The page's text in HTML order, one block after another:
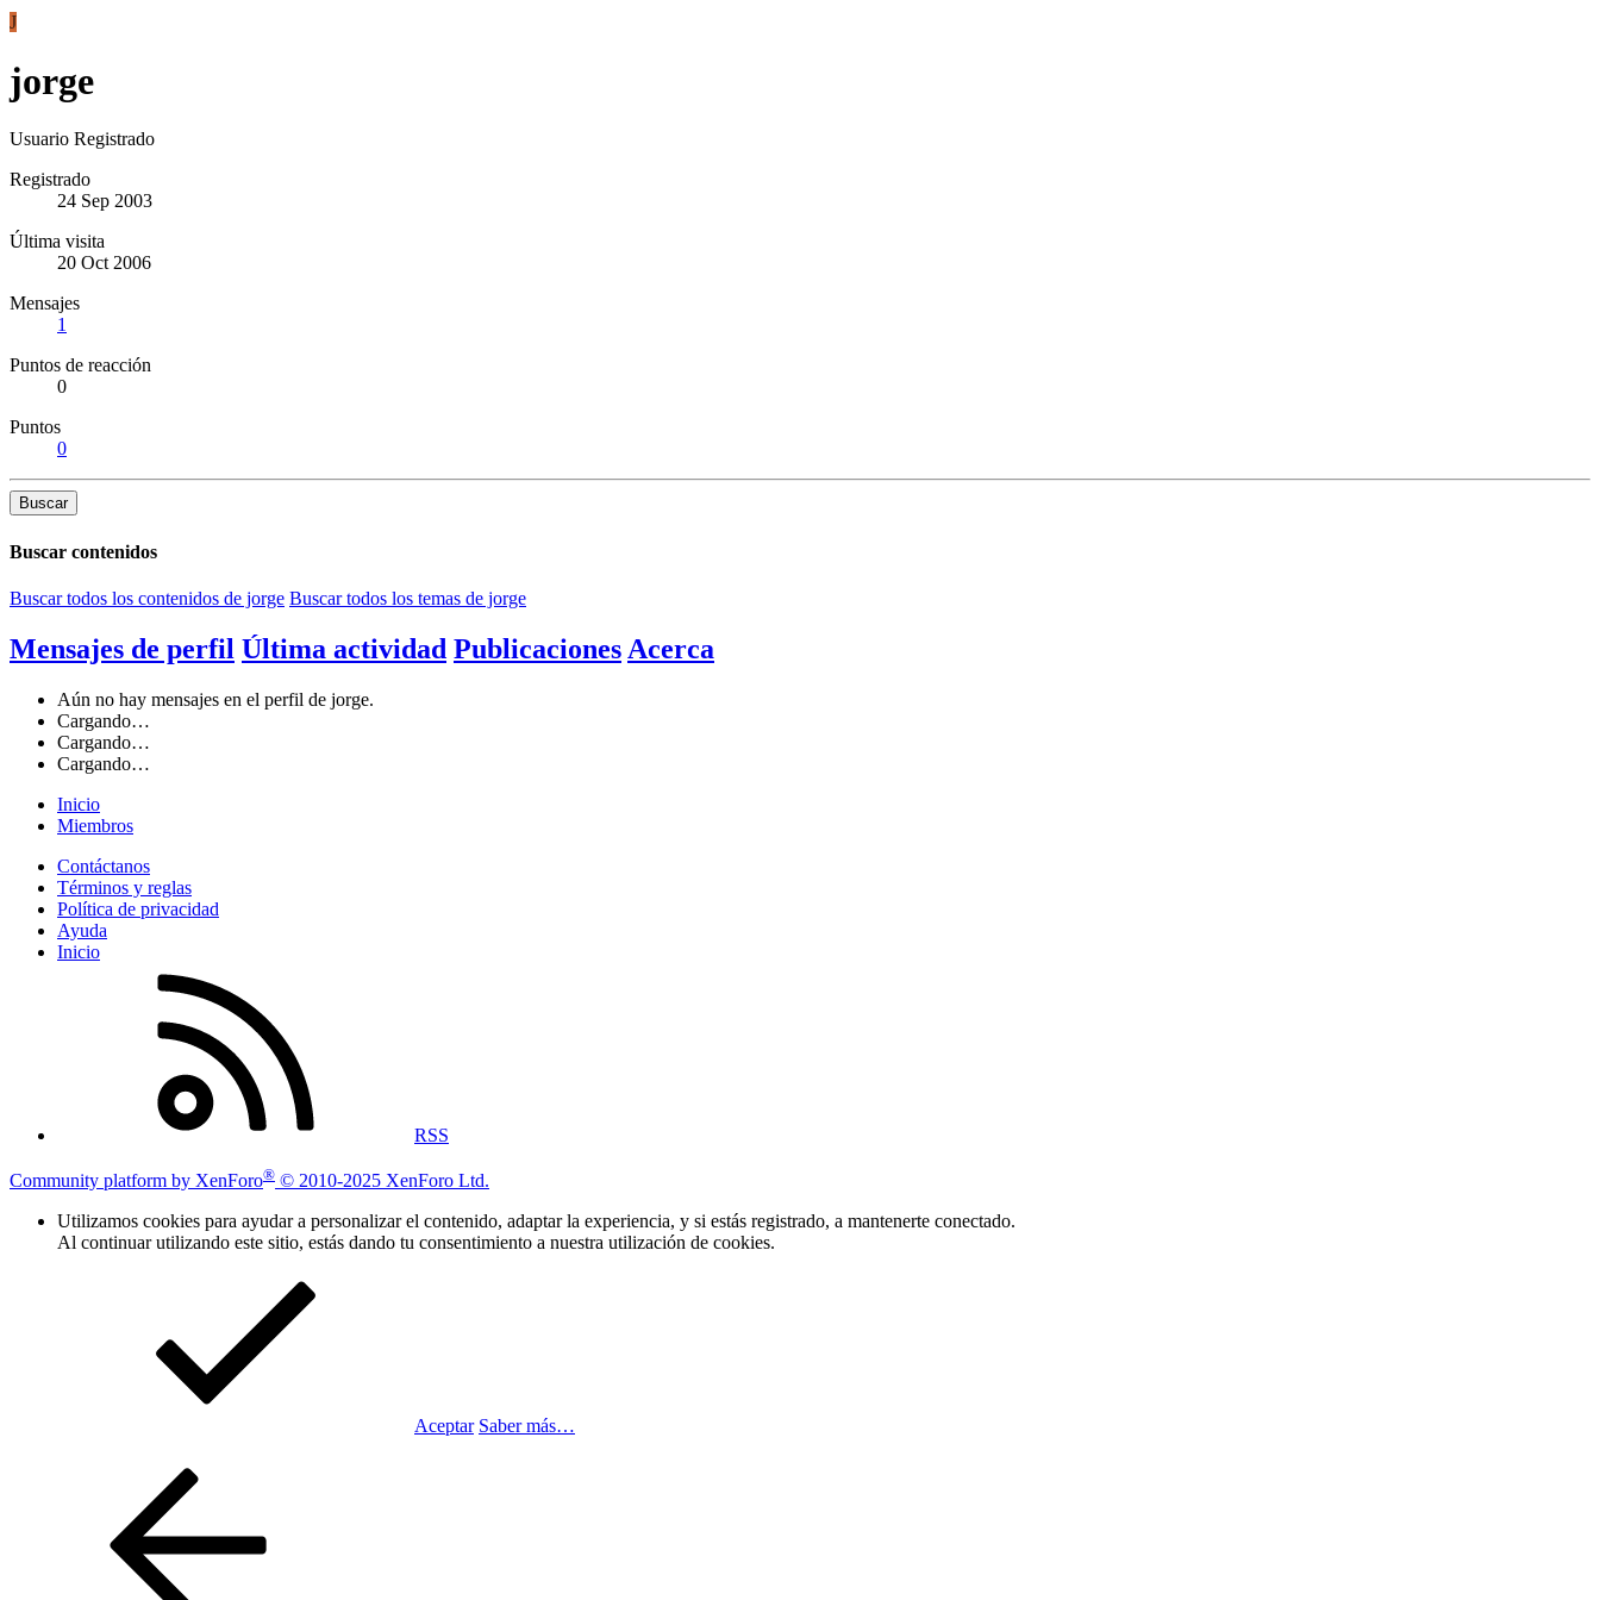
J
jorge
Usuario Registrado
Registrado
24 Sep 2003
Última visita
20 Oct 2006
Mensajes
1
Puntos de reacción
0
Puntos
0
Buscar
Buscar contenidos
Buscar todos los contenidos de jorge Buscar todos los temas de jorge
Mensajes de perfil Última actividad Publicaciones Acerca
Aún no hay mensajes en el perfil de jorge.
Cargando…
Cargando…
Cargando…
Inicio
Miembros
Contáctanos
Términos y reglas
Política de privacidad
Ayuda
Inicio
RSS
Community platform by XenForo® © 2010-2025 XenForo Ltd.
Utilizamos cookies para ayudar a personalizar el contenido, adaptar la experiencia, y si estás registrado, a mantenerte conectado.
Al continuar utilizando este sitio, estás dando tu consentimiento a nuestra utilización de cookies.
Aceptar Saber más…